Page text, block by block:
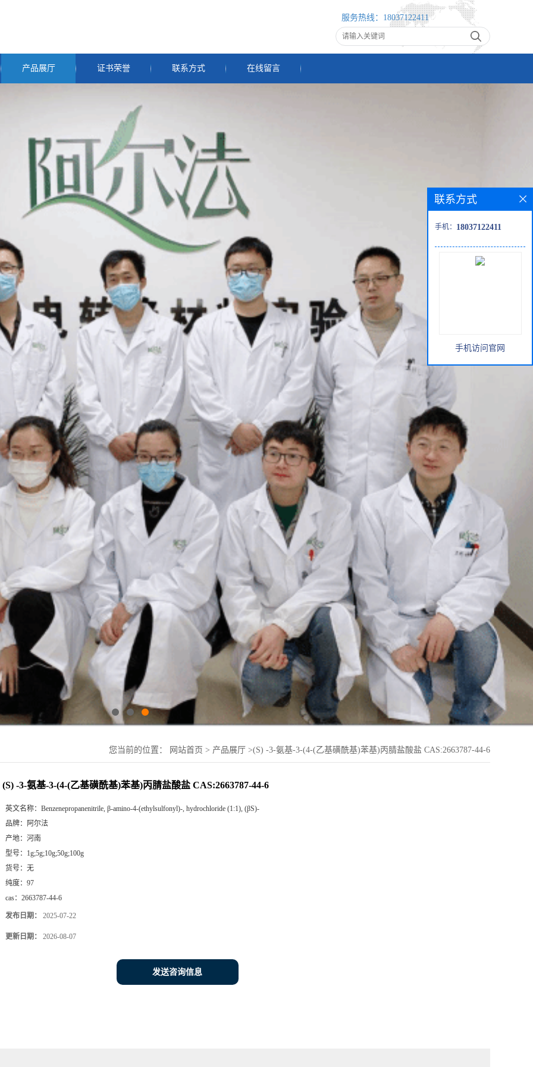
服务热线： 18037122411
产品展厅 证书荣誉 联系方式 在线留言
您当前的位置： 网站首页 > 产品展厅 >(S) -3-氨基-3-(4-(乙基磺酰基)苯基)丙腈盐酸盐 CAS:2663787-44-6
(S) -3-氨基-3-(4-(乙基磺酰基)苯基)丙腈盐酸盐 CAS:2663787-44-6
英文名称： Benzenepropanenitrile, β-amino-4-(ethylsulfonyl)-, hydrochloride (1:1), (βS)-
品牌： 阿尔法
产地： 河南
型号： 1g;5g;10g;50g;100g
货号： 无
纯度： 97
cas： 2663787-44-6
发布日期： 2025-07-22
更新日期： 2026-08-07
发送咨询信息
联系方式
手机： 18037122411
手机访问官网